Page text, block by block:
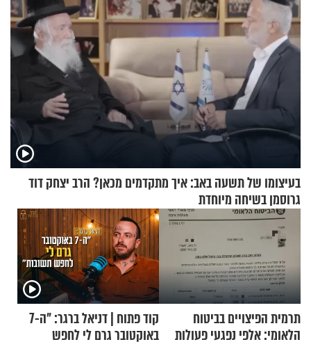
בעיצומו של תשעה באב: איך מתקדמים מכאן? הרב יצחק דוד
גרוסמן בשיחה מיוחדת
תרמית הפיצויים בביטוח
הלאומי: אלפי נפגעי פעולות
קוד פתוח | דניאל ברגר: "ה-7
באוקטובר גרם לי לחפש